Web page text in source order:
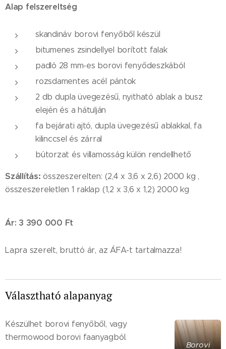
Alap felszereltség
skandináv borovi fenyőből készül
bitumenes zsindellyel borított falak
padló 28 mm-es borovi fenyődeszkából
rozsdamentes acél pántok
2 db dupla üvegezésű, nyitható ablak a busz
elején és a hátulján
fa bejárati ajtó, dupla üvegezésű ablakkal, fa
kilinccsel és zárral
bútorzat és villamosság külön rendellhető
Szállítás: összeszerelten: (2,4 x 3,6 x 2,6) 2000 kg ,
összeszereletlen 1 raklap (1,2 x 3,6 x 1,2) 2000 kg
Ár: 3 390 000 Ft
Lapra szerelt, bruttó ár, az ÁFA-t tartalmazza!
Választható alapanyag
Borovi
Készülhet borovi fenyőből, vagy
thermowood borovi faanyagból.